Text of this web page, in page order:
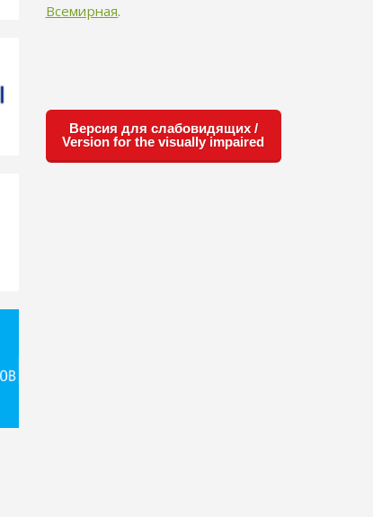
Всемирная.
Версия для слабовидящих /
Version for the visually impaired